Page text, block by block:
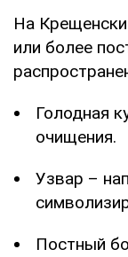
На
или более
Голодная
очищения.
Узвар –
Постный